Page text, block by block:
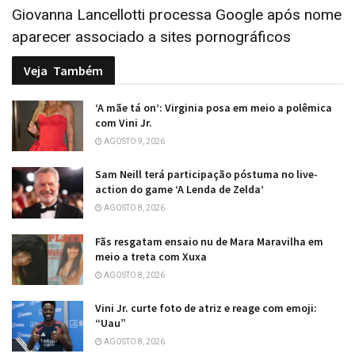
Giovanna Lancellotti processa Google após nome
aparecer associado a sites pornográficos
Veja Também
‘A mãe tá on’: Virginia posa em meio a polêmica
com Vini Jr.
AGOSTO 9, 2026
Sam Neill terá participação póstuma no live-
action do game ‘A Lenda de Zelda’
AGOSTO 8, 2026
Fãs resgatam ensaio nu de Mara Maravilha em
meio a treta com Xuxa
AGOSTO 8, 2026
Vini Jr. curte foto de atriz e reage com emoji:
“Uau”
AGOSTO 8, 2026